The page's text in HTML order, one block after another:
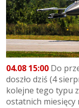
04.08 15:00 Do
doszło dziś (4
kolejne tego typu
ostatnich miesięcy